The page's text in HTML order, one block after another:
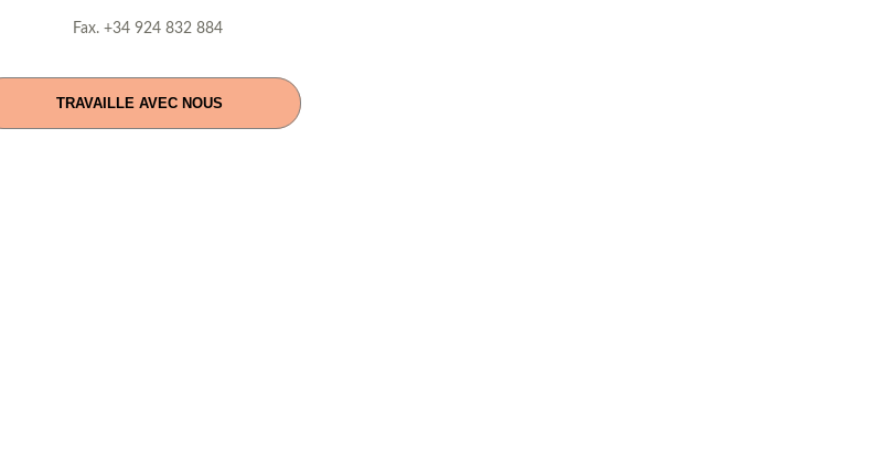
Fax. +34 924 832 884
TRAVAILLE AVEC NOUS